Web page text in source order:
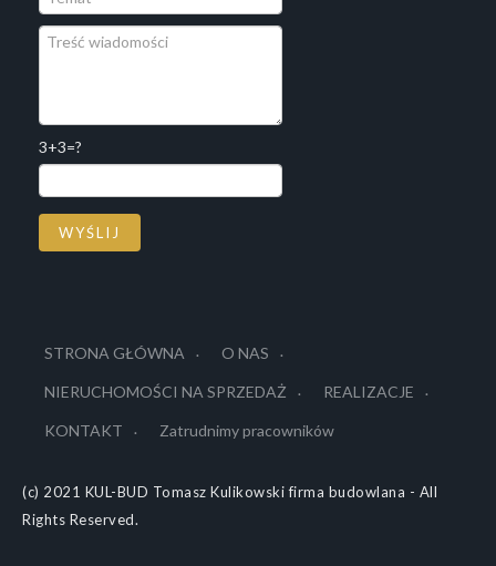
3+3=?
STRONA GŁÓWNA O NAS
NIERUCHOMOŚCI NA SPRZEDAŻ REALIZACJE
KONTAKT Zatrudnimy pracowników
(c) 2021 KUL-BUD Tomasz Kulikowski firma budowlana - All
Rights Reserved.